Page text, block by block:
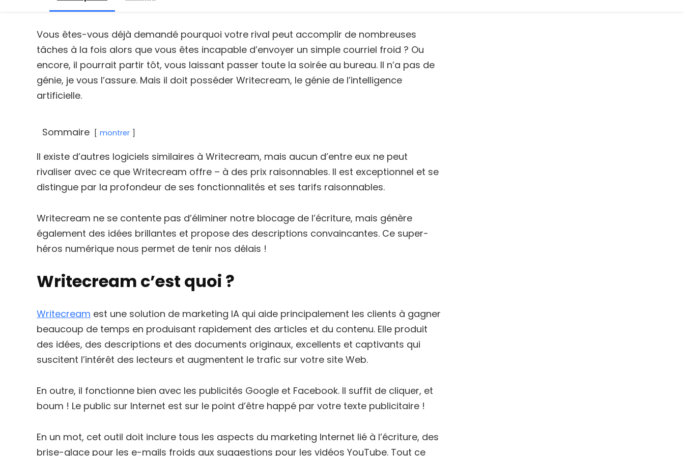
Vous êtes-vous déjà demandé pourquoi votre rival peut accomplir de nombreuses
tâches à la fois alors que vous êtes incapable d’envoyer un simple courriel froid ? Ou
encore, il pourrait partir tôt, vous laissant passer toute la soirée au bureau. Il n’a pas de
génie, je vous l’assure. Mais il doit posséder Writecream, le génie de l’intelligence
artificielle.
Sommaire montrer
Il existe d’autres logiciels similaires à Writecream, mais aucun d’entre eux ne peut
rivaliser avec ce que Writecream offre – à des prix raisonnables. Il est exceptionnel et se
distingue par la profondeur de ses fonctionnalités et ses tarifs raisonnables.
Writecream ne se contente pas d’éliminer notre blocage de l’écriture, mais génère
également des idées brillantes et propose des descriptions convaincantes. Ce super-
héros numérique nous permet de tenir nos délais !
Writecream c’est quoi ?
Writecream est une solution de marketing IA qui aide principalement les clients à gagner
beaucoup de temps en produisant rapidement des articles et du contenu. Elle produit
des idées, des descriptions et des documents originaux, excellents et captivants qui
suscitent l’intérêt des lecteurs et augmentent le trafic sur votre site Web.
En outre, il fonctionne bien avec les publicités Google et Facebook. Il suffit de cliquer, et
boum ! Le public sur Internet est sur le point d’être happé par votre texte publicitaire !
En un mot, cet outil doit inclure tous les aspects du marketing Internet lié à l’écriture, des
brise-glace pour les e-mails froids aux suggestions pour les vidéos YouTube. Tout ce